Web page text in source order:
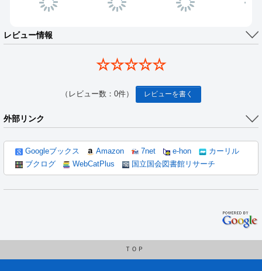
レビュー情報
☆☆☆☆☆
（レビュー数：0件） レビューを書く
外部リンク
Googleブックス Amazon 7net e-hon
カーリル
ブクログ
WebCatPlus 国立国会図書館リサーチ
ＴＯＰ